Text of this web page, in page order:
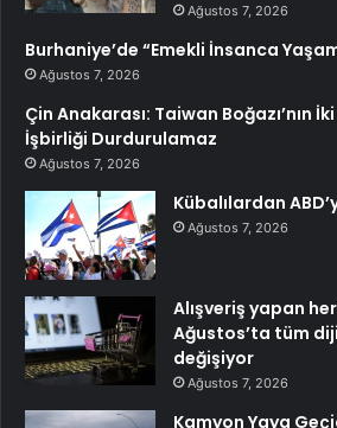
Ağustos 7, 2026
Burhaniye’de “Emekli İnsanca
Ağustos 7, 2026
Çin Anakarası: Taiwan Boğazı’nın
İşbirliği Durdurulamaz
Ağustos 7, 2026
Kübalılardan
Ağustos 7, 2026
Alışveriş yapan
Ağustos’ta tüm
değişiyor
Ağustos 7, 2026
Kamyon Yaya